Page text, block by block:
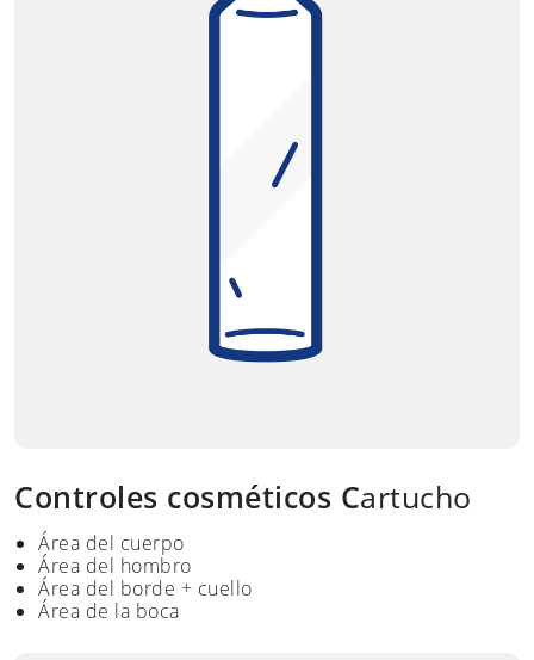
Controles cosméticos Cartucho
Área del cuerpo
Área del hombro
Área del borde + cuello
Área de la boca